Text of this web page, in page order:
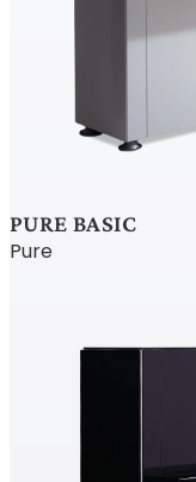
PURE BASIC
Pure